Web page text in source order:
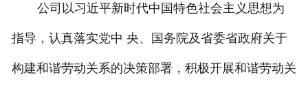
公司以习近平新时代中国特色社会主义思想为
指导，认真落实党中 央、国务院及省委省政府关于
构建和谐劳动关系的决策部署，积极开展和谐劳动关